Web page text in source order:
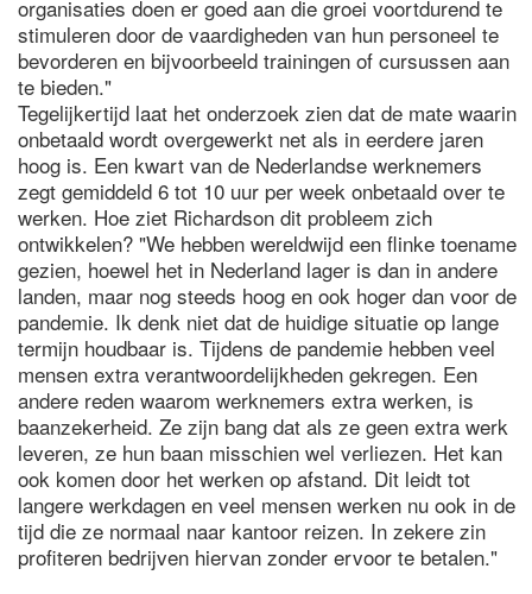
organisaties doen er goed aan die groei voortdurend te
stimuleren door de vaardigheden van hun personeel te
bevorderen en bijvoorbeeld trainingen of cursussen aan
te bieden."
Tegelijkertijd laat het onderzoek zien dat de mate waarin
onbetaald wordt overgewerkt net als in eerdere jaren
hoog is. Een kwart van de Nederlandse werknemers
zegt gemiddeld 6 tot 10 uur per week onbetaald over te
werken. Hoe ziet Richardson dit probleem zich
ontwikkelen? "We hebben wereldwijd een flinke toename
gezien, hoewel het in Nederland lager is dan in andere
landen, maar nog steeds hoog en ook hoger dan voor de
pandemie. Ik denk niet dat de huidige situatie op lange
termijn houdbaar is. Tijdens de pandemie hebben veel
mensen extra verantwoordelijkheden gekregen. Een
andere reden waarom werknemers extra werken, is
baanzekerheid. Ze zijn bang dat als ze geen extra werk
leveren, ze hun baan misschien wel verliezen. Het kan
ook komen door het werken op afstand. Dit leidt tot
langere werkdagen en veel mensen werken nu ook in de
tijd die ze normaal naar kantoor reizen. In zekere zin
profiteren bedrijven hiervan zonder ervoor te betalen."